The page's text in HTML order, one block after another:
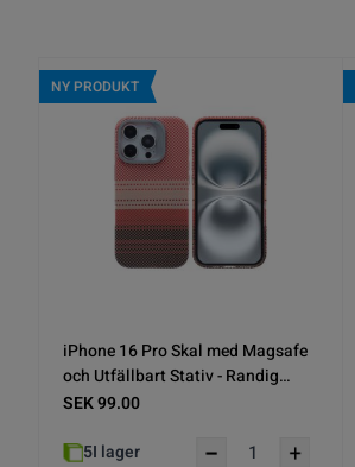
NY PRODUKT
iPhone 16 Skal med Magsafe och
Utfällbart Stativ - Berg Röd
SEK 99.00
4I lager